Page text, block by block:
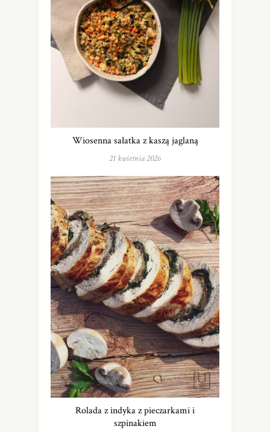
Wiosenna sałatka z kaszą jaglaną
21 kwietnia 2026
Rolada z indyka z pieczarkami i
szpinakiem